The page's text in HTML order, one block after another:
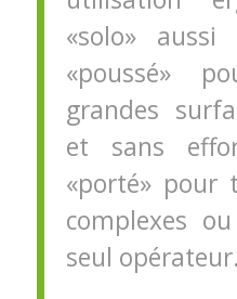
«solo»
«poussé»
grandes
et sans
«porté» pour
complexes
seul opérateur.